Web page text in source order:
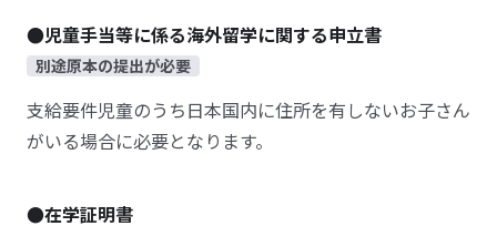
●児童手当等に係る海外留学に関する申立書
別途原本の提出が必要
支給要件児童のうち日本国内に住所を有しないお子さん
がいる場合に必要となります。
●在学証明書